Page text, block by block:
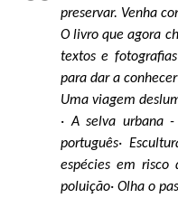
preservar. Venha
O livro que agora
textos e
para dar a
Uma viagem
· A selva urbana
português·
espécies em risco
poluição· Olha o